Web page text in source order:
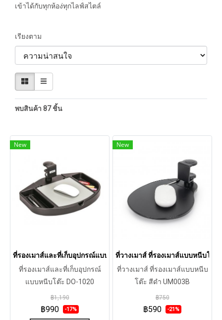
เข้าได้กับทุกห้อง่ทุกไลฟ์สไตล์
เรียงตาม
พบสินค้า 87 ชิ้น
New
ที่รองเมาส์และที่เก็บอุปกรณ์แบบหนีบโต๊ะ DO-1020
ที่รองเมาส์และที่เก็บอุปกรณ์
แบบหนีบโต๊ะ DO-1020
฿1,190
฿990 -17%
New
ที่วางเมาส์ ที่รองเมาส์แบบหนีบโต๊ะ
ที่วางเมาส์ ที่รองเมาส์แบบหนีบ
โต๊ะ สีดำ UM003B
฿750
฿590 -21%